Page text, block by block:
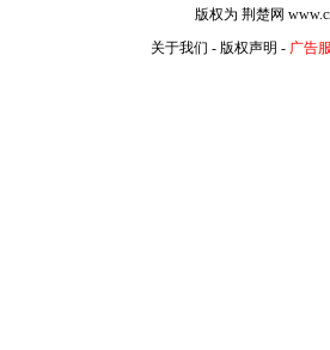
版权为 荆楚网
关于我们 - 版权声明 - 广告